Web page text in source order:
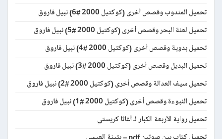
تحميل المندوب وقصص أخرى (كوكتيل 2000 #6) نبيل فاروق
تحميل لعنة البحر وقصص أخرى (كوكتيل 2000 #5) نبيل فاروق
تحميل بدوية وقصص أخرى (كوكتيل 2000 #4) نبيل فاروق
تحميل البديل وقصص أخرى (كوكتيل 2000 #3) نبيل فاروق
تحميل سيف العدالة وقصص أخرى (كوكتيل 2000 #2) نبيل فاروق
تحميل النبوءة وقصص أخرى (كوكتيل 2000 #1) نبيل فاروق
تحميل رواية الأربعة الكبار لـ أغاثا كريستي
تحميل كتاب بين صوتين pdf – بثينة العيسى